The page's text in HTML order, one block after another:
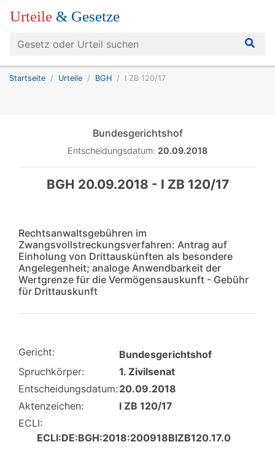
Urteile & Gesetze
Startseite Urteile BGH I ZB 120/17
Bundesgerichtshof
Entscheidungsdatum: 20.09.2018
BGH 20.09.2018 - I ZB 120/17
Rechtsanwaltsgebühren im
Zwangsvollstreckungsverfahren: Antrag auf
Einholung von Drittauskünften als besondere
Angelegenheit; analoge Anwendbarkeit der
Wertgrenze für die Vermögensauskunft - Gebühr
für Drittauskunft
Gericht:
Bundesgerichtshof
Spruchkörper:
1. Zivilsenat
Entscheidungsdatum: 20.09.2018
Aktenzeichen:
I ZB 120/17
ECLI:
ECLI:DE:BGH:2018:200918BIZB120.17.0